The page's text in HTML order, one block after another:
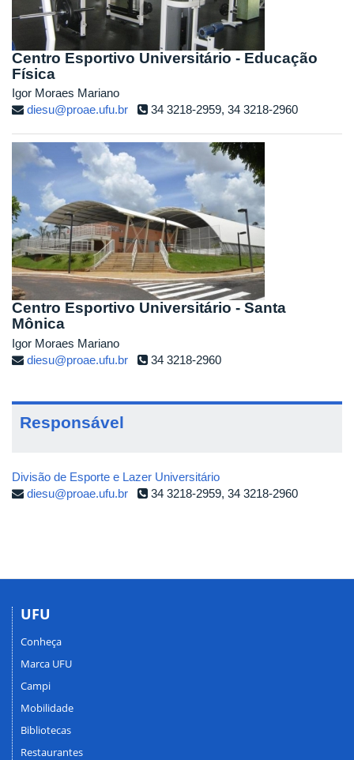
Centro Esportivo Universitário - Educação
Física
Igor Moraes Mariano
diesu@proae.ufu.br
34 3218-2959, 34 3218-2960
Centro Esportivo Universitário - Santa
Mônica
Igor Moraes Mariano
diesu@proae.ufu.br
34 3218-2960
Responsável
Divisão de Esporte e Lazer Universitário
diesu@proae.ufu.br
34 3218-2959, 34 3218-2960
UFU
Conheça
Marca UFU
Campi
Mobilidade
Bibliotecas
Restaurantes